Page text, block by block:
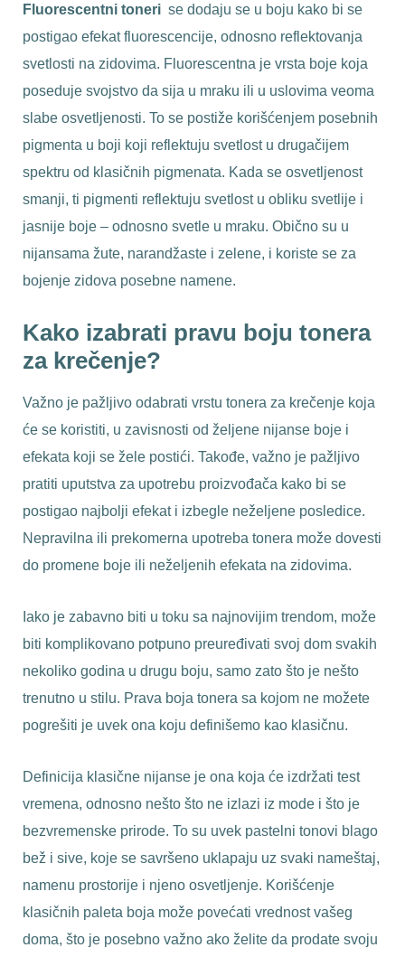
Fluorescentni toneri se dodaju se u boju kako bi se
postigao efekat fluorescencije, odnosno reflektovanja
svetlosti na zidovima. Fluorescentna je vrsta boje koja
poseduje svojstvo da sija u mraku ili u uslovima veoma
slabe osvetljenosti. To se postiže korišćenjem posebnih
pigmenta u boji koji reflektuju svetlost u drugačijem
spektru od klasičnih pigmenata. Kada se osvetljenost
smanji, ti pigmenti reflektuju svetlost u obliku svetlije i
jasnije boje – odnosno svetle u mraku. Obično su u
nijansama žute, narandžaste i zelene, i koriste se za
bojenje zidova posebne namene.
Kako izabrati pravu boju tonera
za krečenje?
Važno je pažljivo odabrati vrstu tonera za krečenje koja
će se koristiti, u zavisnosti od željene nijanse boje i
efekata koji se žele postići. Takođe, važno je pažljivo
pratiti uputstva za upotrebu proizvođača kako bi se
postigao najbolji efekat i izbegle neželjene posledice.
Nepravilna ili prekomerna upotreba tonera može dovesti
do promene boje ili neželjenih efekata na zidovima.
Iako je zabavno biti u toku sa najnovijim trendom, može
biti komplikovano potpuno preuređivati svoj dom svakih
nekoliko godina u drugu boju, samo zato što je nešto
trenutno u stilu. Prava boja tonera sa kojom ne možete
pogrešiti je uvek ona koju definišemo kao klasičnu.
Definicija klasične nijanse je ona koja će izdržati test
vremena, odnosno nešto što ne izlazi iz mode i što je
bezvremenske prirode. To su uvek pastelni tonovi blago
bež i sive, koje se savršeno uklapaju uz svaki nameštaj,
namenu prostorije i njeno osvetljenje. Korišćenje
klasičnih paleta boja može povećati vrednost vašeg
doma, što je posebno važno ako želite da prodate svoju